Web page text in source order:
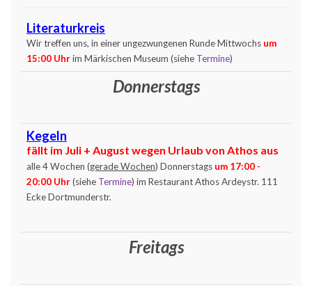
Literaturkreis
Wir treffen uns, in einer ungezwungenen Runde Mittwochs um
15:00 Uhrim Märkischen Museum (siehe Termine)
Donnerstags
Kegeln
fällt im Juli + August wegen Urlaub von Athos aus
alle 4 Wochen (gerade Wochen) Donnerstags um 17:00 -
20:00 Uhr(siehe Termine) im Restaurant Athos Ardeystr. 111
Ecke Dortmunderstr.
Freitags